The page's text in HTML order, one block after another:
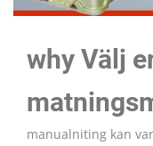
why Välj
manualniting kan